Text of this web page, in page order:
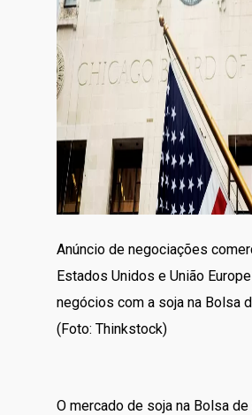
Anúncio de negociações
Estados Unidos e União
negócios com a soja na Bolsa
(Foto: Thinkstock)
O mercado de soja na Bolsa de